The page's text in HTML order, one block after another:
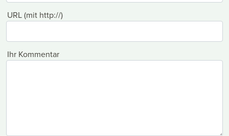
URL (mit http://)
Ihr Kommentar